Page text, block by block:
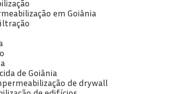
em Goiânia
de Goiânia
de drywall